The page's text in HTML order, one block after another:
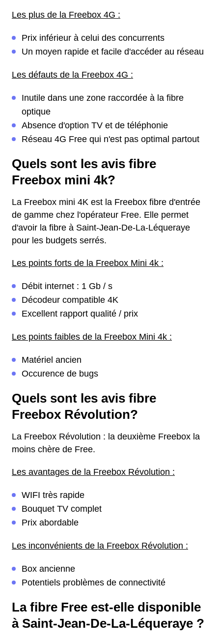
Les plus de la Freebox 4G :
Prix inférieur à celui des concurrents
Un moyen rapide et facile d'accéder au réseau
Les défauts de la Freebox 4G :
Inutile dans une zone raccordée à la fibre
optique
Absence d'option TV et de téléphonie
Réseau 4G Free qui n'est pas optimal partout
Quels sont les avis fibre
Freebox mini 4k?
La Freebox mini 4K est la Freebox fibre d'entrée
de gamme chez l'opérateur Free. Elle permet
d'avoir la fibre à Saint-Jean-De-La-Léqueraye
pour les budgets serrés.
Les points forts de la Freebox Mini 4k :
Débit internet : 1 Gb / s
Décodeur compatible 4K
Excellent rapport qualité / prix
Les points faibles de la Freebox Mini 4k :
Matériel ancien
Occurence de bugs
Quels sont les avis fibre
Freebox Révolution?
La Freebox Révolution : la deuxième Freebox la
moins chère de Free.
Les avantages de la Freebox Révolution :
WIFI très rapide
Bouquet TV complet
Prix abordable
Les inconvénients de la Freebox Révolution :
Box ancienne
Potentiels problèmes de connectivité
La fibre Free est-elle disponible
à Saint-Jean-De-La-Léqueraye ?